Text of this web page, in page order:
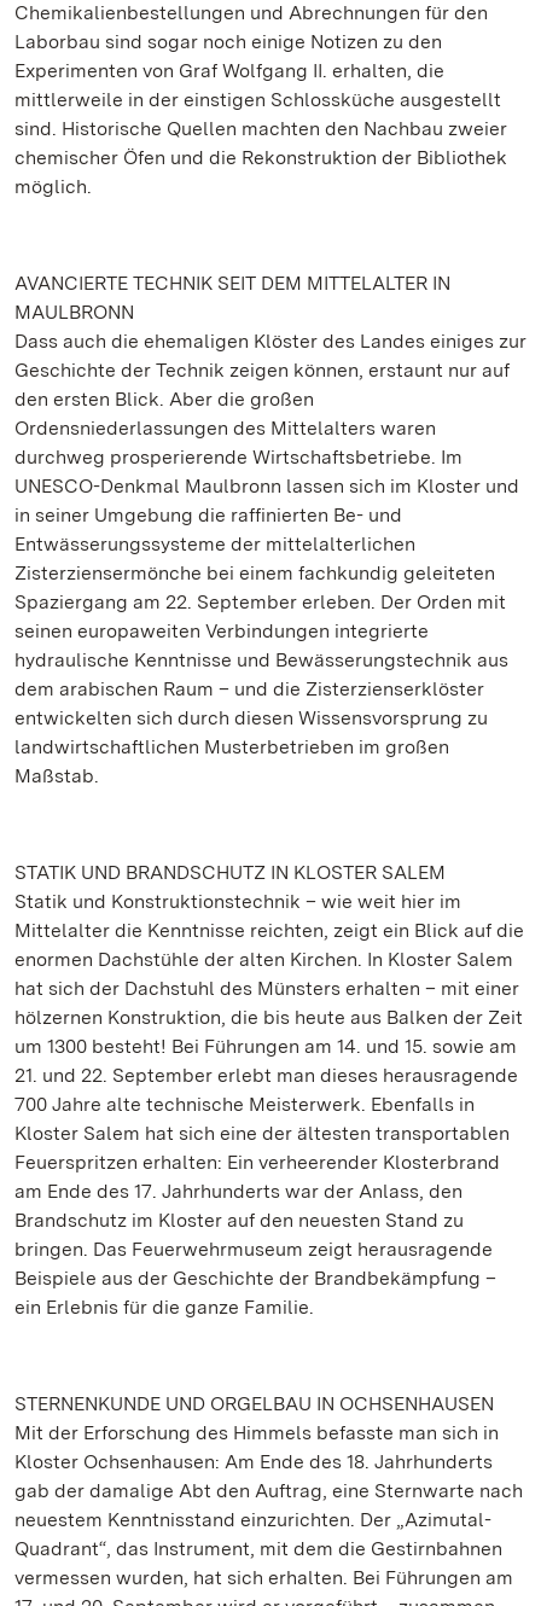
Chemikalienbestellungen und Abrechnungen für den
Laborbau sind sogar noch einige Notizen zu den
Experimenten von Graf Wolfgang II. erhalten, die
mittlerweile in der einstigen Schlossküche ausgestellt
sind. Historische Quellen machten den Nachbau zweier
chemischer Öfen und die Rekonstruktion der Bibliothek
möglich.
AVANCIERTE TECHNIK SEIT DEM MITTELALTER IN
MAULBRONN
Dass auch die ehemaligen Klöster des Landes einiges zur
Geschichte der Technik zeigen können, erstaunt nur auf
den ersten Blick. Aber die großen
Ordensniederlassungen des Mittelalters waren
durchweg prosperierende Wirtschaftsbetriebe. Im
UNESCO-Denkmal Maulbronn lassen sich im Kloster und
in seiner Umgebung die raffinierten Be- und
Entwässerungssysteme der mittelalterlichen
Zisterziensermönche bei einem fachkundig geleiteten
Spaziergang am 22. September erleben. Der Orden mit
seinen europaweiten Verbindungen integrierte
hydraulische Kenntnisse und Bewässerungstechnik aus
dem arabischen Raum – und die Zisterzienserklöster
entwickelten sich durch diesen Wissensvorsprung zu
landwirtschaftlichen Musterbetrieben im großen
Maßstab.
STATIK UND BRANDSCHUTZ IN KLOSTER SALEM
Statik und Konstruktionstechnik – wie weit hier im
Mittelalter die Kenntnisse reichten, zeigt ein Blick auf die
enormen Dachstühle der alten Kirchen. In Kloster Salem
hat sich der Dachstuhl des Münsters erhalten – mit einer
hölzernen Konstruktion, die bis heute aus Balken der Zeit
um 1300 besteht! Bei Führungen am 14. und 15. sowie am
21. und 22. September erlebt man dieses herausragende
700 Jahre alte technische Meisterwerk. Ebenfalls in
Kloster Salem hat sich eine der ältesten transportablen
Feuerspritzen erhalten: Ein verheerender Klosterbrand
am Ende des 17. Jahrhunderts war der Anlass, den
Brandschutz im Kloster auf den neuesten Stand zu
bringen. Das Feuerwehrmuseum zeigt herausragende
Beispiele aus der Geschichte der Brandbekämpfung –
ein Erlebnis für die ganze Familie.
STERNENKUNDE UND ORGELBAU IN OCHSENHAUSEN
Mit der Erforschung des Himmels befasste man sich in
Kloster Ochsenhausen: Am Ende des 18. Jahrhunderts
gab der damalige Abt den Auftrag, eine Sternwarte nach
neuestem Kenntnisstand einzurichten. Der „Azimutal-
Quadrant“, das Instrument, mit dem die Gestirnbahnen
vermessen wurden, hat sich erhalten. Bei Führungen am